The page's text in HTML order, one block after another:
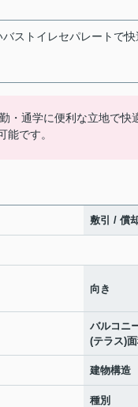
ストイレセパレートで快
・通学に便利な立地で
能です。
敷引 / 償
向き
バルコニ
(テラス)
建物構造
種別